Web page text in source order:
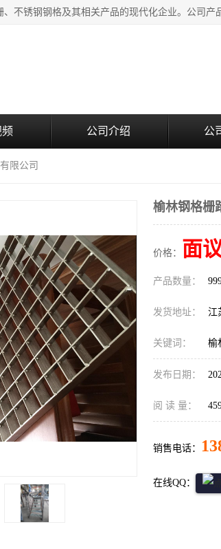
公司介绍 公
限公司
榆林钢格栅
价格： 面
产品数量：
发货地址： 江
关键词： 榆
发布日期：
阅 读 量：
销售电话：
在线QQ：